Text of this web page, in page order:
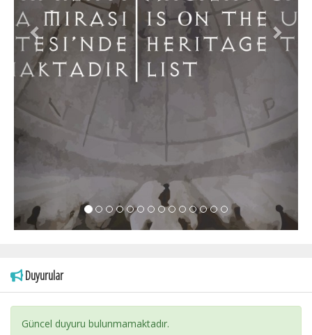
Duyurular
Güncel duyuru bulunmamaktadır.